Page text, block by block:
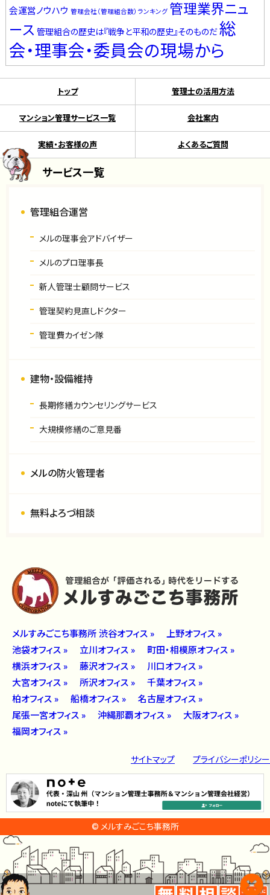
会運営ノウハウ 管理会社（管理組合数）ランキング 管理業界ニュ
ース 管理組合の歴史は『戦争と平和の歴史』そのものだ総
会・理事会・委員会の現場から
トップ 管理士の活用方法
マンション管理サービス一覧 会社案内
実績・お客様の声 よくあるご質問
サービス一覧
管理組合運営
メルの理事会アドバイザー
メルのプロ理事長
新人管理士顧問サービス
管理契約見直しドクター
管理費カイゼン隊
建物・設備維持
長期修繕カウンセリングサービス
大規模修繕のご意見番
メルの防火管理者
無料よろづ相談
メルすみごこち事務所 渋谷オフィス »
上野オフィス »
池袋オフィス »
立川オフィス »
町田・相模原オフィス »
横浜オフィス »
藤沢オフィス »
川口オフィス »
大宮オフィス »
所沢オフィス »
千葉オフィス »
柏オフィス »
船橋オフィス »
名古屋オフィス »
尾張一宮オフィス »
沖縄那覇オフィス »
大阪オフィス »
福岡オフィス »
サイトマップ プライバシーポリシー
© メルすみごこち事務所